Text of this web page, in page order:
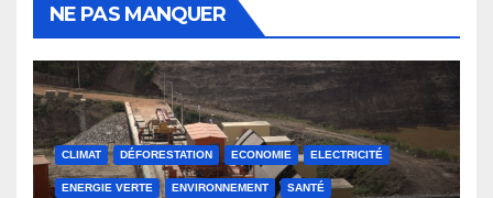
NE PAS MANQUER
CLIMAT DÉFORESTATION ECONOMIE ELECTRICITÉ
ENERGIE VERTE ENVIRONNEMENT SANTÉ